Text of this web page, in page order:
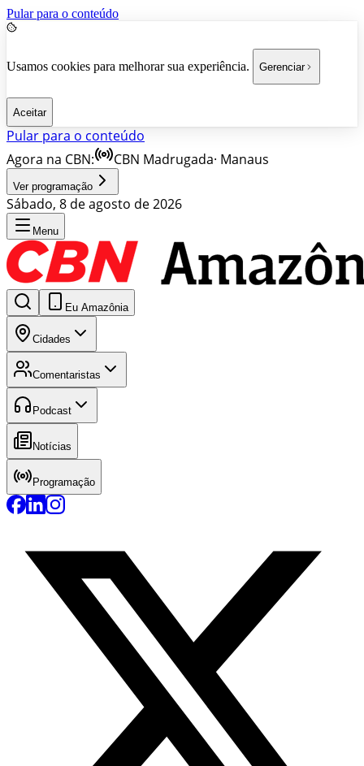
Pular para o conteúdo
Usamos cookies para melhorar sua experiência. Gerenciar
Aceitar
Pular para o conteúdo
Agora na CBN:
CBN Madrugada· Manaus
Ver programação
Sábado, 8 de agosto de 2026
Menu
Eu Amazônia
Cidades
Comentaristas
Podcast
Notícias
Programação